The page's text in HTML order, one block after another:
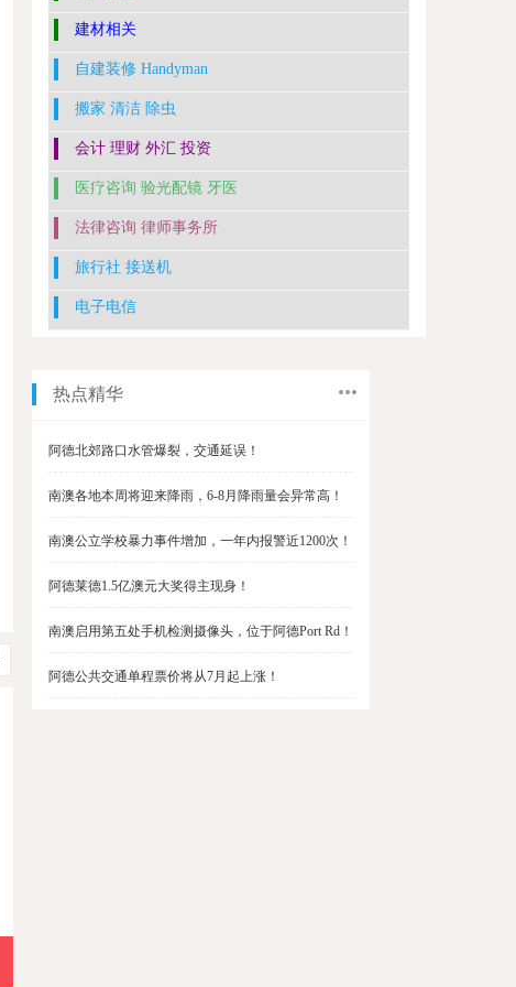
建材相关
自建装修 Handyman
搬家 清洁 除虫
会计 理财 外汇 投资
医疗咨询 验光配镜 牙医
法律咨询 律师事务所
旅行社 接送机
电子电信
热点精华
阿德北郊路口水管爆裂，交通延误！
南澳各地本周将迎来降雨，6-8月降雨量会异常高！
南澳公立学校暴力事件增加，一年内报警近1200次！
阿德莱德1.5亿澳元大奖得主现身！
南澳启用第五处手机检测摄像头，位于阿德Port Rd！
阿德公共交通单程票价将从7月起上涨！